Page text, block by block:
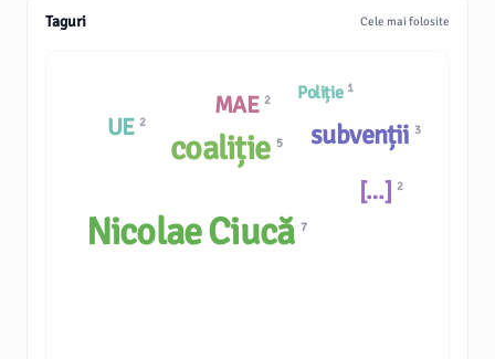
Taguri Cele mai folosite
UE 2
Poliție 1
Nicolae Ciucă7
MAE 2
subvenții 3
[…] 2
coaliție 5